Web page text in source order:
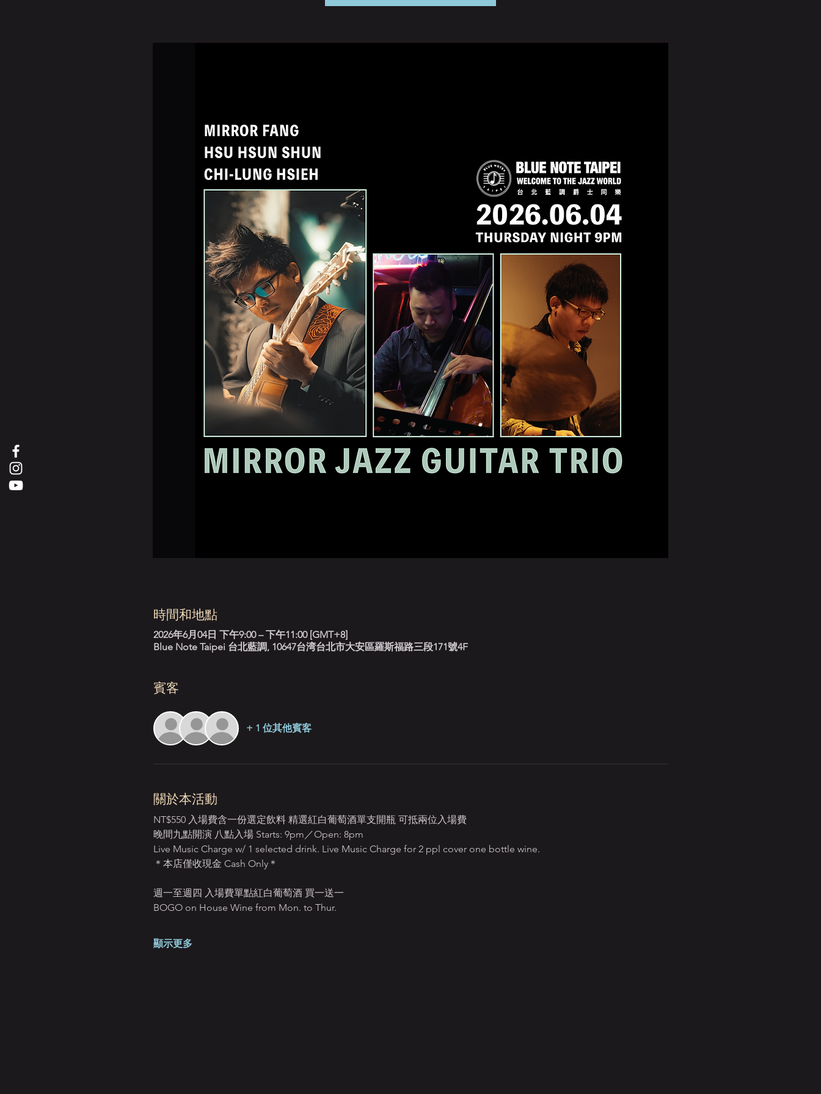
時間和地點
2026年6月04日 下午9:00 – 下午11:00 [GMT+8]
Blue Note Taipei 台北藍調, 10647台湾台北市大安區羅斯福路三段171號4F
賓客
+ 1 位其他賓客
關於本活動
NT$550 入場費含一份選定飲料 精選紅白葡萄酒單支開瓶 可抵兩位入場費
晚間九點開演 八點入場 Starts: 9pm／Open: 8pm
Live Music Charge w/ 1 selected drink. Live Music Charge for 2 ppl cover one bottle wine.
＊本店僅收現金 Cash Only＊
週一至週四 入場費單點紅白葡萄酒 買一送一
BOGO on House Wine from Mon. to Thur.
顯示更多